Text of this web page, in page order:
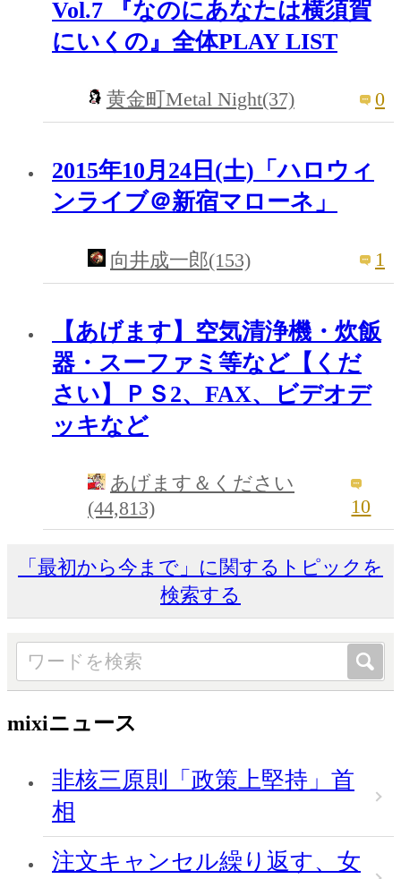
Vol.7 『なのにあなたは横須賀
にいくの』全体PLAY LIST
黄金町Metal Night(37) 0
2015年10月24日(土)「ハロウィ
ンライブ＠新宿マローネ」
向井成一郎(153) 1
【あげます】空気清浄機・炊飯
器・スーファミ等など【くだ
さい】ＰＳ2、FAX、ビデオデ
ッキなど
あげます＆ください
(44,813)
10
「最初から今まで」に関するトピックを
検索する
mixiニュース
非核三原則「政策上堅持」首
相
注文キャンセル繰り返す、女